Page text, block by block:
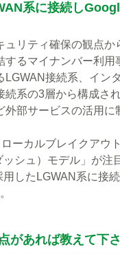
系に接続し
リティ確保の観点か
するマイナンバー利用
接続系、イン
系の3層から構成さ
部サービスの活用に
ーカルブレイクアウ
シュ）モデル」が注
したLGWAN系に接
があれば教えて下